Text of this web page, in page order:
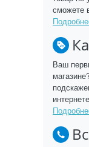
сможете
Ваш